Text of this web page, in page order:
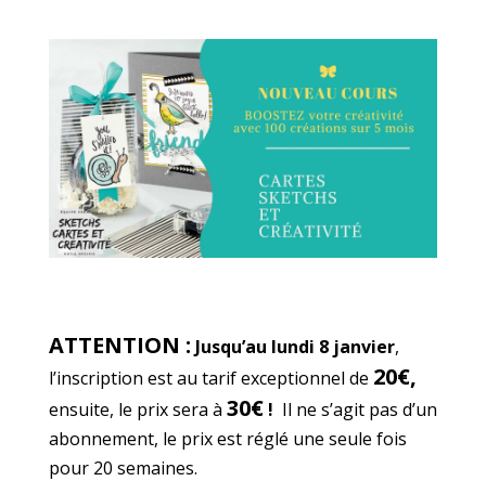
ATTENTION : Jusqu’au lundi 8 janvier,
l’inscription est au tarif exceptionnel de 20€,
ensuite, le prix sera à 30€! Il ne s’agit pas d’un
abonnement, le prix est réglé une seule fois
pour 20 semaines.